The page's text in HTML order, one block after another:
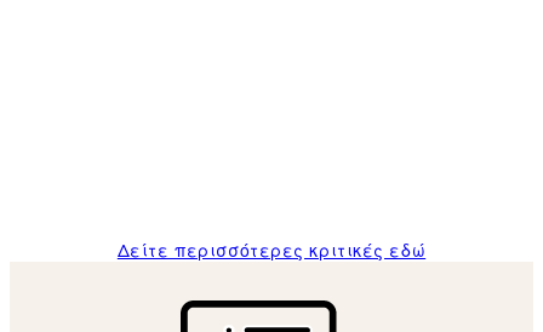
Δείτε περισσότερες κριτικές εδώ